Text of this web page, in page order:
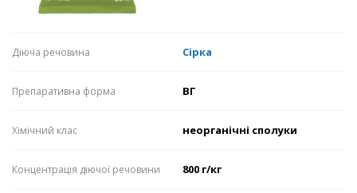
Діюча речовина Сірка
Препаративна форма ВГ
Хімічний клас неорганічні сполуки
Концентрація діючої речовини 800 г/кг